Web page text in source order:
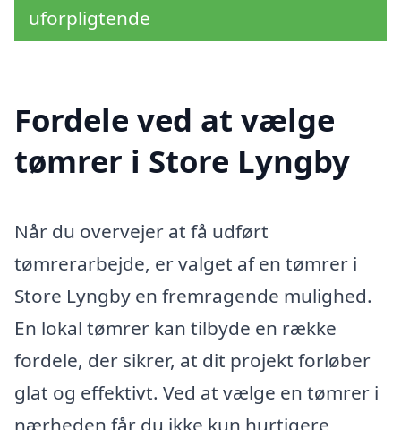
uforpligtende
Fordele ved at vælge
tømrer i Store Lyngby
Når du overvejer at få udført
tømrerarbejde, er valget af en tømrer i
Store Lyngby en fremragende mulighed.
En lokal tømrer kan tilbyde en række
fordele, der sikrer, at dit projekt forløber
glat og effektivt. Ved at vælge en tømrer i
nærheden får du ikke kun hurtigere